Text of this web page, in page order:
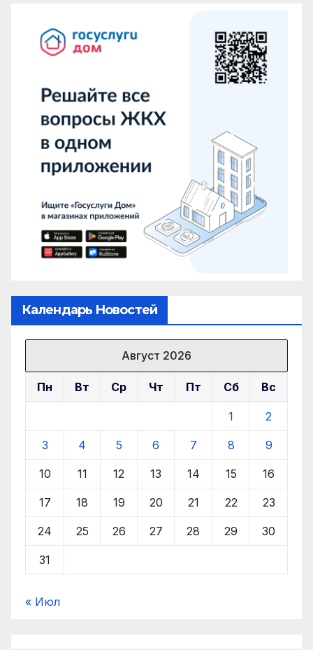
Календарь Новостей
Август 2026
Пн Вт Ср Чт Пт Сб Вс
1 2
3 4 5 6 7 8 9
10 11 12 13 14 15 16
17 18 19 20 21 22 23
24 25 26 27 28 29 30
31
« Июл